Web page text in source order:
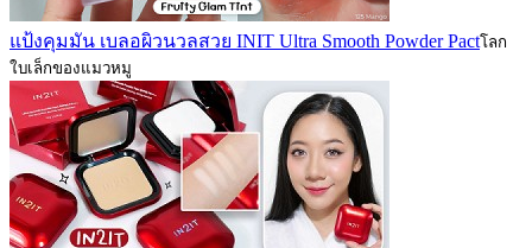
แป้งคุมมัน เบลอผิวนวลสวย INIT Ultra Smooth Powder Pactโลก
ใบเล็กของแมวหมู